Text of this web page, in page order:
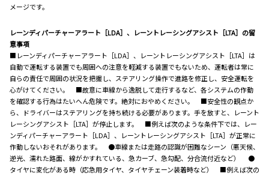
メージです。
レーンディパーチャーアラート［LDA］、レーントレーシングアシスト［LTA］の留
意事項
■レーンディパーチャーアラート［LDA］、レーントレーシングアシスト［LTA］は
自動で運転する装置でも周囲への注意を軽減する装置でもないため、運転者は常に
自らの責任で周囲の状況を把握し、ステアリング操作で進路を修正し、安全運転を
心がけてください。 ■故意に車線から逸脱して走行するなど、各システムの作動
を確認する行為はたいへん危険です。絶対におやめください。 ■安全性の観点か
ら、ドライバーはステアリングを持ち続ける必要があります。手を放すと、レーント
レーシングアシスト［LTA］が停止します。 ■例えば次のような条件下では、レー
ンディパーチャーアラート［LDA］、レーントレーシングアシスト［LTA］が正常に
作動しないおそれがあります。 ●車線または走路の認識が困難なシーン（悪天候、
逆光、濡れた路面、線がかすれている、急カーブ、急勾配、分合流付近など） ●
タイヤに変化がある時（応急用タイヤ、タイヤチェーン装着時など） ■例えば次の